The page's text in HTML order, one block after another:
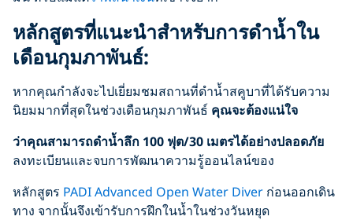
หลักสูตรที่แนะนำสำหรับการดำน้ำใน
เดือนกุมภาพันธ์:
หากคุณกำลังจะไปเยี่ยมชมสถานที่ดำน้ำสคูบาที่ได้รับความ
นิยมมากที่สุดในช่วงเดือนกุมภาพันธ์ คุณจะต้องแน่ใจ
ว่าคุณสามารถดำน้ำลึก 100 ฟุต/30 เมตรได้อย่างปลอดภัย
ลงทะเบียนและจบการพัฒนาความรู้ออนไลน์ของ
หลักสูตร PADI Advanced Open Water Diver ก่อนออกเดิน
ทาง จากนั้นจึงเข้ารับการฝึกในน้ำในช่วงวันหยุด